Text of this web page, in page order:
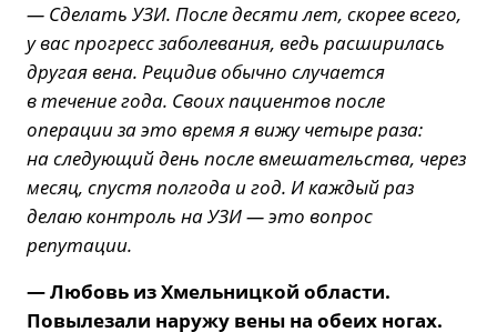
— Сделать УЗИ. После десяти лет, скорее всего,
у вас прогресс заболевания, ведь расширилась
другая вена. Рецидив обычно случается
в течение года. Своих пациентов после
операции за это время я вижу четыре раза:
на следующий день после вмешательства, через
месяц, спустя полгода и год. И каждый раз
делаю контроль на УЗИ — это вопрос
репутации.
— Любовь из Хмельницкой области.
Повылезали наружу вены на обеих ногах.